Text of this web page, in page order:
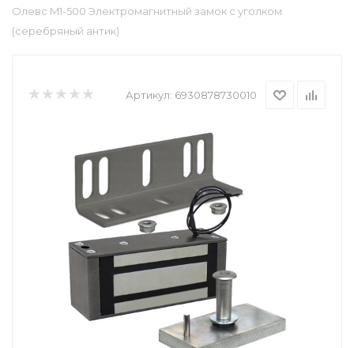
Олевс M1-500 Электромагнитный замок с уголком
(серебряный антик)
Артикул: 6930878730010